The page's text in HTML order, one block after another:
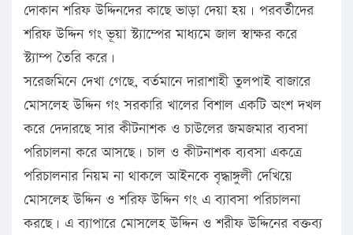
দোকান শরিফ উদ্দিনদের কাছে ভাড়া দেয়া হয়। পরবর্তীদের
শরিফ উদ্দিন গং ভূয়া স্ট্যাম্পের মাধ্যমে জাল স্বাক্ষর করে
স্ট্যাম্প তৈরি করে।
সরেজমিনে দেখা গেছে, বর্তমানে দারাশাহী তুলপাই বাজারে
মোসলেহ উদ্দিন গং সরকারি খালের বিশাল একটি অংশ দখল
করে দেদারছে সার কীটনাশক ও চাউলের জমজমার ব্যবসা
পরিচালনা করে আসছে। চাল ও কীটনাশক ব্যবসা একত্রে
পরিচালনার নিয়ম না থাকলে আইনকে বৃদ্ধাঙ্গুলী দেখিয়ে
মোসলেহ উদ্দিন ও শরিফ উদ্দিন গং এ ব্যাবসা পরিচালনা
করছে। এ ব্যাপারে মোসলেহ উদ্দিন ও শরীফ উদ্দিনের বক্তব্য